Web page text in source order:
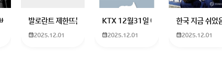
5등급제 기준으로
에서 롯데월드로 갈 수 있는 경로 알려주세요
찾아주세요ㅠㅠ 무슨 검정머리 남자 캐릭터에 더빙하신분도 남자였던거같
발로란트 제한뜨는데 어떻게 해야하나요? 친구가 발로란트 한번
2025.12.01
KTX 12월31일 예매 수원이나 서울에서
2025.12.01
한국 지금 쉬었
2025.12.01